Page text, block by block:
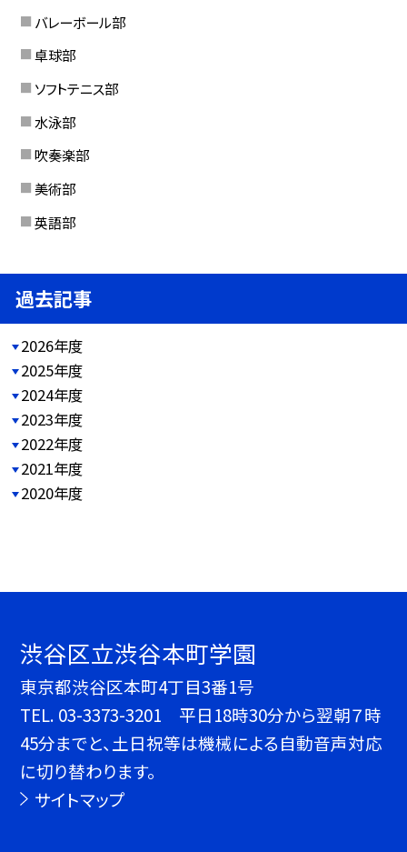
バレーボール部
卓球部
ソフトテニス部
水泳部
吹奏楽部
美術部
英語部
過去記事
2026年度
2025年度
2024年度
2023年度
2022年度
2021年度
2020年度
渋谷区立渋谷本町学園
東京都渋谷区本町4丁目3番1号
TEL. 03-3373-3201 平日18時30分から翌朝７時
45分までと、土日祝等は機械による自動音声対応
に切り替わります。
サイトマップ